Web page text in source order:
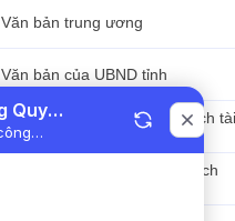
Văn bản trung ương
Văn bản của UBND tỉnh
Công bố, công khai ngân sách tài
chính
Công bố, công khai chính sách